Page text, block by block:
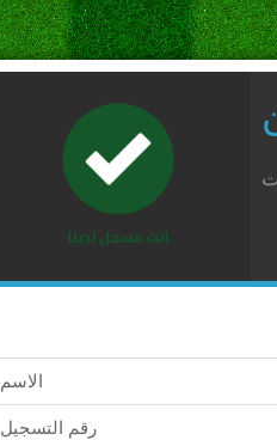
الاسم
رقم التسجيل